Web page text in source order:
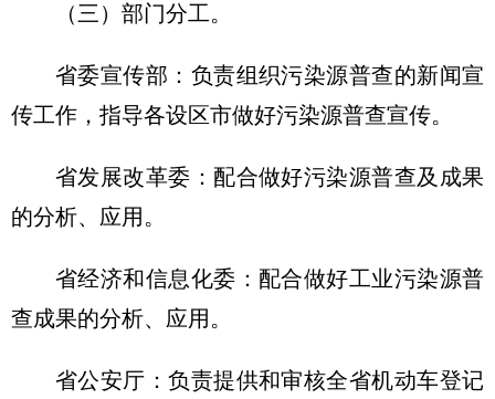
（三）部门分工。
省委宣传部：负责组织污染源普查的新闻宣
传工作，指导各设区市做好污染源普查宣传。
省发展改革委：配合做好污染源普查及成果
的分析、应用。
省经济和信息化委：配合做好工业污染源普
查成果的分析、应用。
省公安厅：负责提供和审核全省机动车登记